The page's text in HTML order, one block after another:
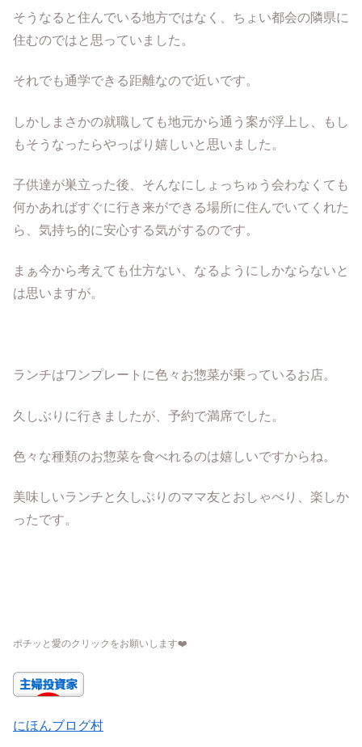
そうなると住んでいる地方ではなく、ちょい都会の隣県に
住むのではと思っていました。
それでも通学できる距離なので近いです。
しかしまさかの就職しても地元から通う案が浮上し、もし
もそうなったらやっぱり嬉しいと思いました。
子供達が巣立った後、そんなにしょっちゅう会わなくても
何かあればすぐに行き来ができる場所に住んでいてくれた
ら、気持ち的に安心する気がするのです。
まぁ今から考えても仕方ない、なるようにしかならないと
は思いますが。
ランチはワンプレートに色々お惣菜が乗っているお店。
久しぶりに行きましたが、予約で満席でした。
色々な種類のお惣菜を食べれるのは嬉しいですからね。
美味しいランチと久しぶりのママ友とおしゃべり、楽しか
ったです。
ポチッと愛のクリックをお願いします❤️
にほんブログ村